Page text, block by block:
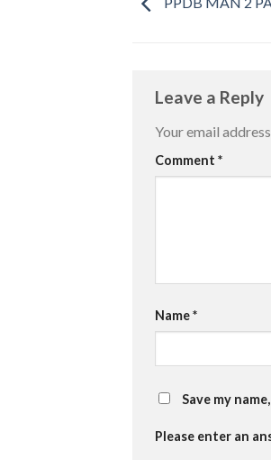
Leave a Reply
Your email
Comment *
Name*
Save my
Please enter an